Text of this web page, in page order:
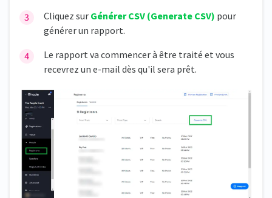
Cliquez sur Générer CSV (Generate CSV) pour
générer un rapport.
Le rapport va commencer à être traité et vous
recevrez un e-mail dès qu'il sera prêt.